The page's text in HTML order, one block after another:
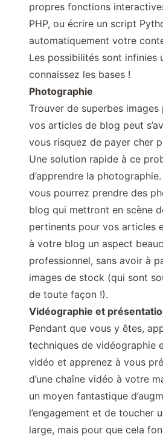
propres fonctions
PHP, ou écrire un script
automatiquement votre
Les possibilités sont infinies
connaissez les bases !
Photographie
Trouver de superbes
vos articles de blog peut
vous risquez de payer cher
Une solution rapide à ce
d’apprendre la
vous pourrez prendre des
blog qui mettront en scène
pertinents pour vos articles
à votre blog un aspect
professionnel, sans avoir à
images de stock (qui sont
de toute façon !).
Vidéographie et
Pendant que vous y êtes,
techniques de vidéographie
vidéo et apprenez à vous
d’une chaîne vidéo à votre
un moyen fantastique
l’engagement et de toucher
large, mais pour que cela